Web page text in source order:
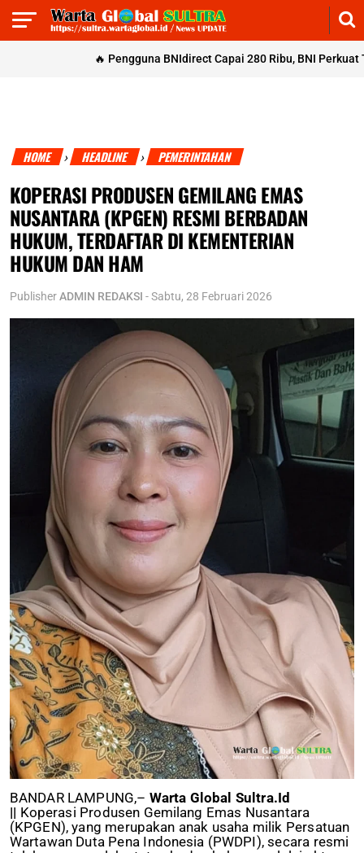
Pengguna BNIdirect Capai 280 Ribu, BNI Perkuat
HOME › HEADLINE › PEMERINTAHAN
KOPERASI PRODUSEN GEMILANG EMAS
NUSANTARA (KPGEN) RESMI BERBADAN
HUKUM, TERDAFTAR DI KEMENTERIAN
HUKUM DAN HAM
PublisherADMIN REDAKSI -Sabtu, 28 Februari 2026
BANDAR LAMPUNG,– Warta Global Sultra.Id
|| Koperasi Produsen Gemilang Emas Nusantara
(KPGEN), yang merupakan anak usaha milik Persatuan
Wartawan Duta Pena Indonesia (PWDPI), secara resmi